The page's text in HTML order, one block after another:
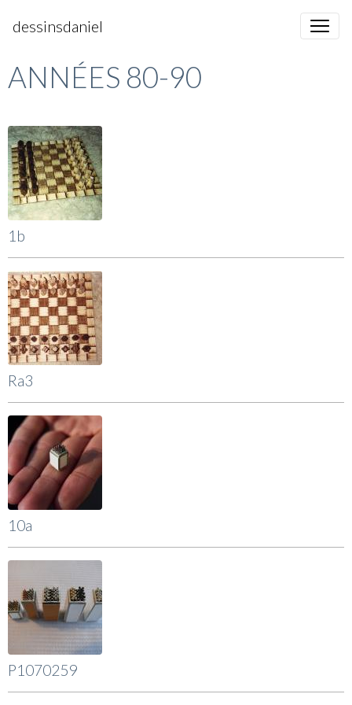
dessinsdaniel
ANNÉES 80-90
1b
Ra3
10a
P1070259